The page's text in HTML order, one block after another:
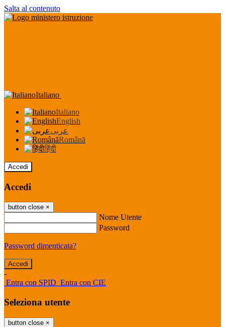
Salta al contenuto
Italiano
Italiano
English
عربى
Română
हिंदी
Accedi
Accedi
button close ×
Nome Utente
Password
Password dimenticata?
-
Entra con SPID Entra con CIE
Seleziona utente
button close ×